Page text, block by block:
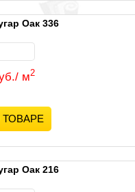
Оак 336
м2
Оак 216